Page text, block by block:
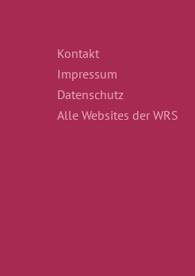
Kontakt
Impressum
Datenschutz
Alle Websites der WRS